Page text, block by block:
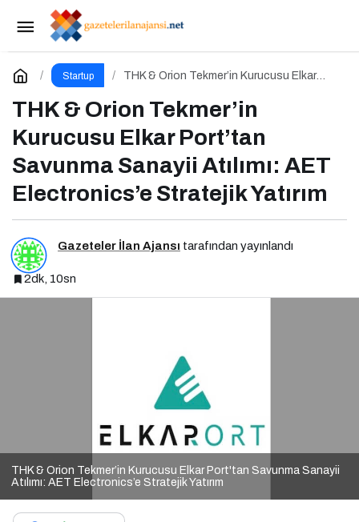
Startup
THK & Orion Tekmer’in Kurucusu Elkar
Electronics’e Stratejik Yatırım
THK & Orion Tekmer’in
Kurucusu Elkar Port’tan
Savunma Sanayii Atılımı: AET
Electronics’e Stratejik Yatırım
Gazeteler İlan Ajansı tarafından yayınlandı
2dk, 10sn
THK & Orion Tekmer’in Kurucusu Elkar Port'tan Savunma Sanayii
Atılımı: AET Electronics’e Stratejik Yatırım
Tech İstanbul Büyüme Programı Yeni
Başvurulara Kapılarını Açtı
Yorum Yap